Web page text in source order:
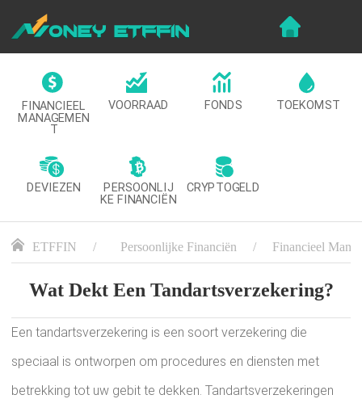
FINANCIEEL
MANAGEMEN
T
VOORRAAD FONDS TOEKOMST
DEVIEZEN PERSOONLIJ
KE FINANCIËN
CRYPTOGELD
ETFFIN Persoonlijke Financiën Financieel
Wat Dekt Een Tandartsverzekering?
Een tandartsverzekering is een soort verzekering die
speciaal is ontworpen om procedures en diensten met
betrekking tot uw gebit te dekken. Tandartsverzekeringen